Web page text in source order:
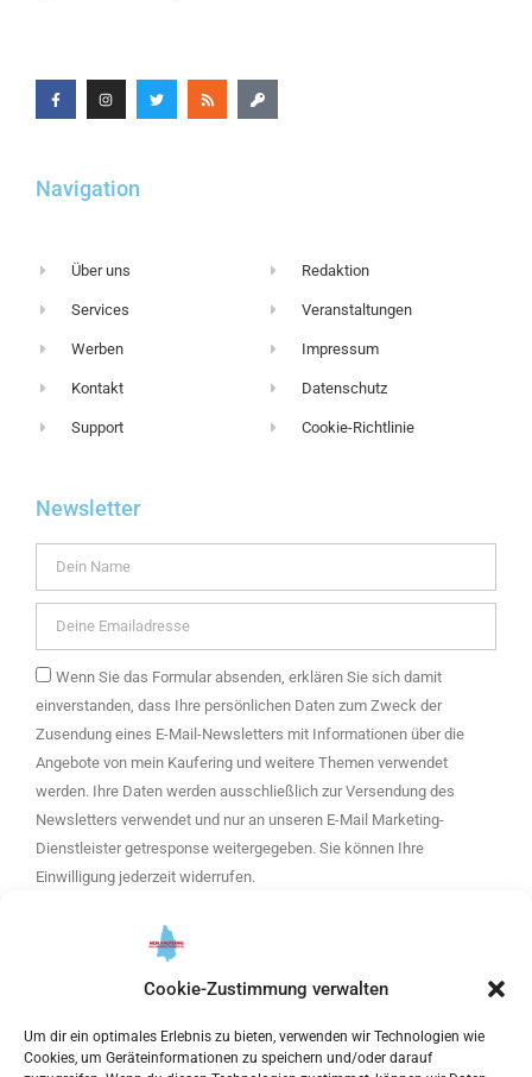
Cookie-Zustimmung verwalten
Um dir ein optimales Erlebnis zu bieten, verwenden wir Technologien wie
Cookies, um Geräteinformationen zu speichern und/oder darauf
Navigation
Über uns
Services
Werben
Kontakt
Support
Redaktion
Veranstaltungen
Impressum
Datenschutz
Cookie-Richtlinie
Newsletter
Wenn Sie das Formular absenden, erklären Sie sich damit
einverstanden, dass Ihre persönlichen Daten zum Zweck der
Zusendung eines E-Mail-Newsletters mit Informationen über die
Angebote von mein Kaufering und weitere Themen verwendet
werden. Ihre Daten werden ausschließlich zur Versendung des
Newsletters verwendet und nur an unseren E-Mail Marketing-
Dienstleister getresponse weitergegeben. Sie können Ihre
Einwilligung jederzeit widerrufen.
Bitte hier klicken, um die Marketing-Cookies zu akzeptieren
und diesen inhalt zu aktivieren
ANMELDEN